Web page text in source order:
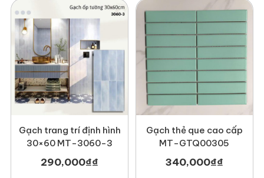
– Ốp nhà vệ sinh, phòng tắm: Chống ẩm, chống thấm tốt,
mang đến vẻ đẹp sạch sẽ và hiện đại.
– Trang trí mảng tường sau tivi, đầu giường, hành lang: Tạo
chiều sâu và điểm nhấn nghệ thuật cho không gian sống.
– Ốp quầy bar, tường quán café, nhà hàng, khách sạn cao
cấp: Tạo cảm giác độc đáo và thu hút ánh nhìn.
– Ốp cột nhà, mặt tiền công trình kiến trúc: Bền vững với
thời gian, tăng giá trị thẩm mỹ cho công trình.
4. Hình ảnh công trình thực tế mà
Gạch trang trí định hình
30×60 MT-3060-3
290,000₫₫
Gạch thẻ que cao cấp
MT-GTQ00305
340,000₫₫